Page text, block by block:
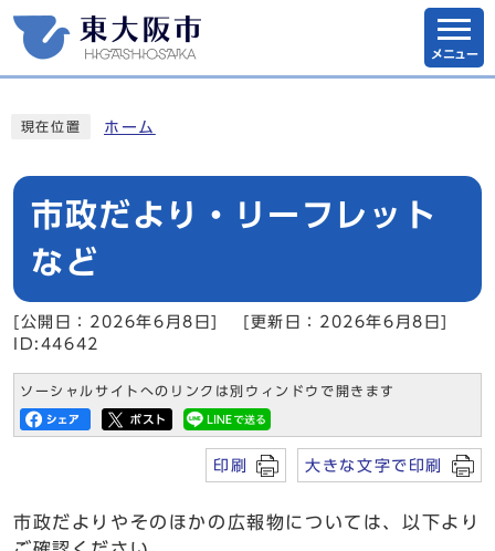
メニュー
現在位置 ホーム
市政だより・リーフレット
など
[公開日：2026年6月8日]
[更新日：2026年6月8日]
ID:44642
ソーシャルサイトへのリンクは別ウィンドウで開きます
印刷 大きな文字で印刷
市政だよりやそのほかの広報物については、以下より